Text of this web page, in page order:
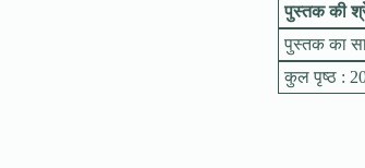
पुस्तक की
पुस्तक का
कुल पृष्ठ :